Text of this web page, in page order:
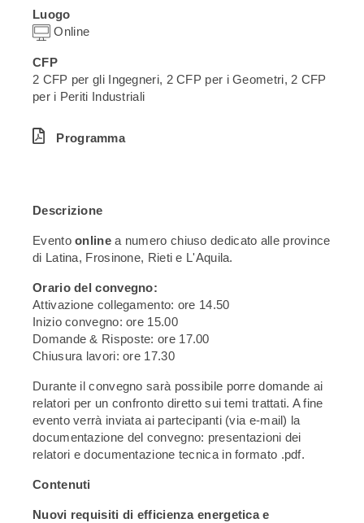
Luogo
Online
CFP
2 CFP per gli Ingegneri, 2 CFP per i Geometri, 2 CFP
per i Periti Industriali
Programma
Descrizione
Eventoonlinea numero chiuso dedicato alle province
di Latina, Frosinone, Rieti e L'Aquila.
Orario del convegno:
Attivazione collegamento: ore 14.50
Inizio convegno: ore 15.00
Domande & Risposte: ore 17.00
Chiusura lavori: ore 17.30
Durante il convegno sarà possibile porre domande ai
relatori per un confronto diretto sui temi trattati. A fine
evento verrà inviata ai partecipanti (via e-mail) la
documentazione del convegno: presentazioni dei
relatori e documentazione tecnica in formato .pdf.
Contenuti
Nuovi requisiti di efficienza energetica e